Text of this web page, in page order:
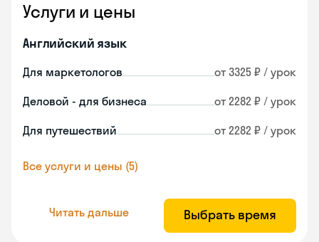
Услуги и цены
Английский язык
Для маркетологов от 3325 ₽ / урок
Деловой - для бизнеса от 2282 ₽ / урок
Для путешествий от 2282 ₽ / урок
Все услуги и цены (5)
Читать дальше Выбрать время